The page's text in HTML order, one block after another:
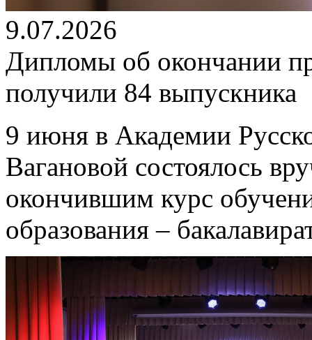
9.07.2026
Дипломы об окончании
получили 84 выпускника
9 июня в Академии
Вагановой состоялось
окончившим курс
образования –